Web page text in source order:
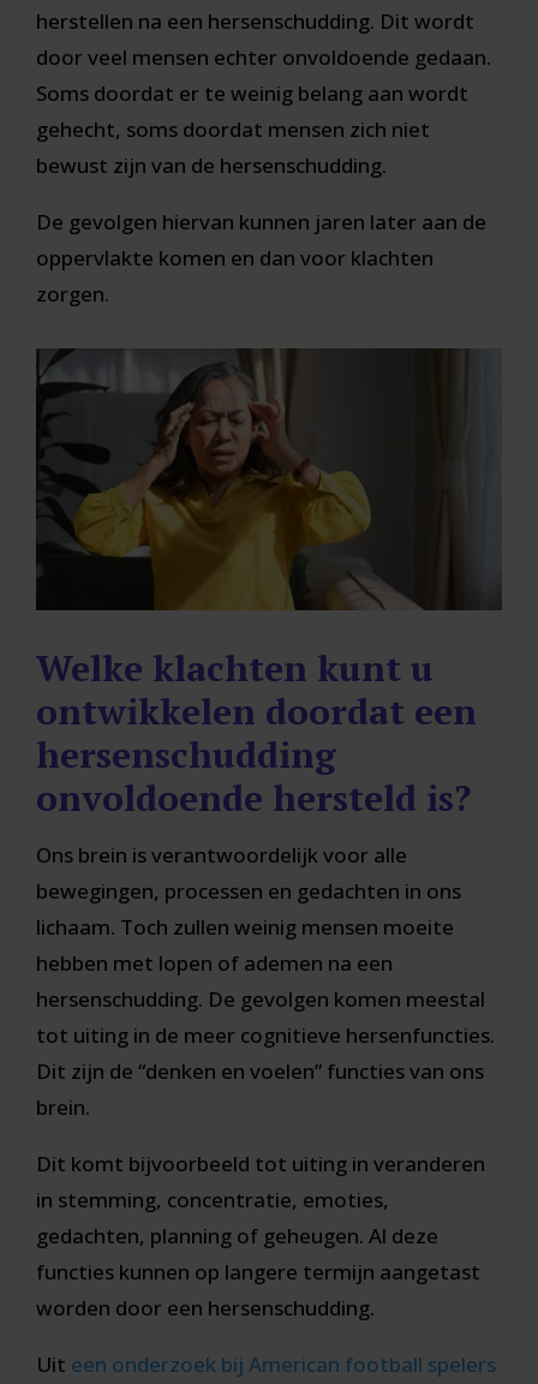
herstellen na een hersenschudding. Dit wordt
door veel mensen echter onvoldoende gedaan.
Soms doordat er te weinig belang aan wordt
gehecht, soms doordat mensen zich niet
bewust zijn van de hersenschudding.
De gevolgen hiervan kunnen jaren later aan de
oppervlakte komen en dan voor klachten
zorgen.
Welke klachten kunt u
ontwikkelen doordat een
hersenschudding
onvoldoende hersteld is?
Ons brein is verantwoordelijk voor alle
bewegingen, processen en gedachten in ons
lichaam. Toch zullen weinig mensen moeite
hebben met lopen of ademen na een
hersenschudding. De gevolgen komen meestal
tot uiting in de meer cognitieve hersenfuncties.
Dit zijn de “denken en voelen” functies van ons
brein.
Dit komt bijvoorbeeld tot uiting in veranderen
in stemming, concentratie, emoties,
gedachten, planning of geheugen. Al deze
functies kunnen op langere termijn aangetast
worden door een hersenschudding.
Uit een onderzoek bij American football spelers